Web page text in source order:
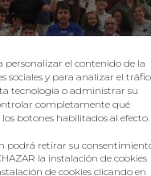
personalizar el contenido de la
sociales y para analizar el
tecnología o administrar su
completamente qué
botones habilitados al efecto.
podrá retirar su
la instalación de cookies
de cookies clicando en